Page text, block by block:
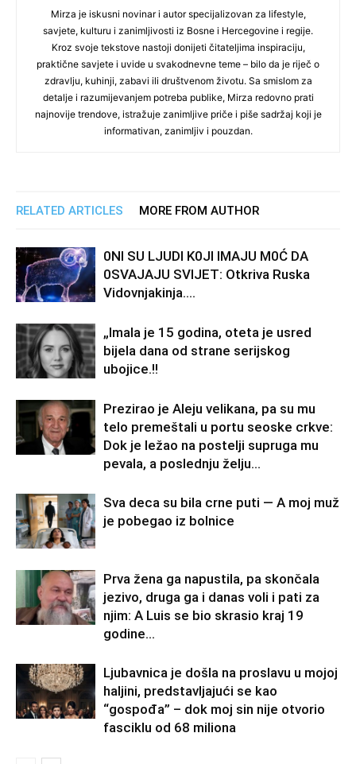
Mirza je iskusni novinar i autor specijalizovan za lifestyle,
savjete, kulturu i zanimljivosti iz Bosne i Hercegovine i regije.
Kroz svoje tekstove nastoji donijeti čitateljima inspiraciju,
praktične savjete i uvide u svakodnevne teme – bilo da je riječ o
zdravlju, kuhinji, zabavi ili društvenom životu. Sa smislom za
detalje i razumijevanjem potreba publike, Mirza redovno prati
najnovije trendove, istražuje zanimljive priče i piše sadržaj koji je
informativan, zanimljiv i pouzdan.
RELATED ARTICLES MORE FROM AUTHOR
0Nl SU LJUDl K0Jl lMAJU M0Ć DA
0SVAJAJU SVlJET: Otkriva Ruska
Vidovnjakinja….
„Imala je 15 godina, oteta je usred
bijela dana od strane serijskog
ubojice.!!
Prezirao je Aleju velikana, pa su mu
telo premeštali u portu seoske crkve:
Dok je ležao na postelji supruga mu
pevala, a poslednju želju...
Sva deca su bila crne puti — A moj muž
je pobegao iz bolnice
Prva žena ga napustila, pa skončala
jezivo, druga ga i danas voli i pati za
njim: A Luis se bio skrasio kraj 19
godine...
Ljubavnica je došla na proslavu u mojoj
haljini, predstavljajući se kao
“gospođa” – dok moj sin nije otvorio
fasciklu od 68 miliona